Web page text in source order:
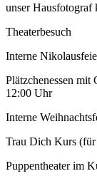
unser Hausfotograf
Theaterbesuch
Interne
Plätzchenessen
12:00 Uhr
Interne
Trau Dich Kurs
Puppentheater im